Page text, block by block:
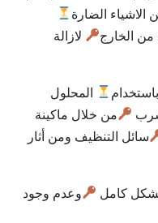
الضارة
من الخارج
لازالة
المحلول
من خلال ماكينة
سائل التنظيف ومن أثار
بشكل كامل
وعدم وجود